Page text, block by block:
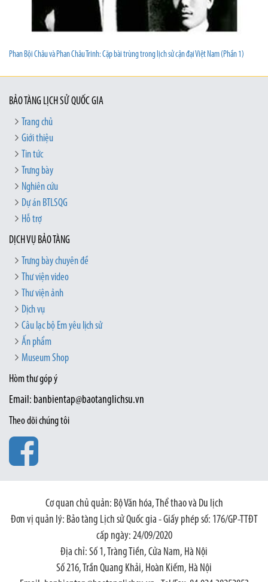
Phan Bội Châu và Phan Châu Trinh: Cặp bài trùng trong lịch sử cận đại Việt Nam (Phần 1)
BẢO TÀNG LỊCH SỬ QUỐC GIA
Trang chủ
Giới thiệu
Tin tức
Trưng bày
Nghiên cứu
Dự án BTLSQG
Hỗ trợ
DỊCH VỤ BẢO TÀNG
Trưng bày chuyên đề
Thư viện video
Thư viện ảnh
Dịch vụ
Câu lạc bộ Em yêu lịch sử
Ấn phẩm
Museum Shop
Hòm thư góp ý
Email: banbientap@baotanglichsu.vn
Theo dõi chúng tôi
Cơ quan chủ quản: Bộ Văn hóa, Thể thao và Du lịch
Đơn vị quản lý: Bảo tàng Lịch sử Quốc gia - Giấy phép số: 176/GP-TTĐT
cấp ngày: 24/09/2020
Địa chỉ: Số 1, Tràng Tiền, Cửa Nam, Hà Nội
Số 216, Trần Quang Khải, Hoàn Kiếm, Hà Nội